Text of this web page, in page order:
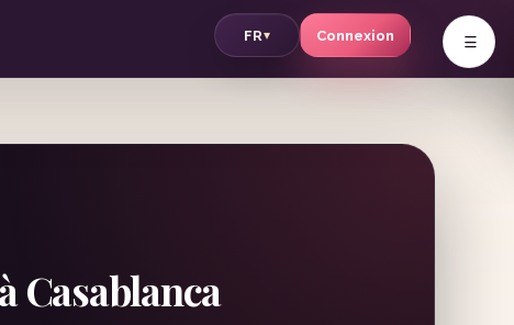
FR▾ Connexion v
Casablanca